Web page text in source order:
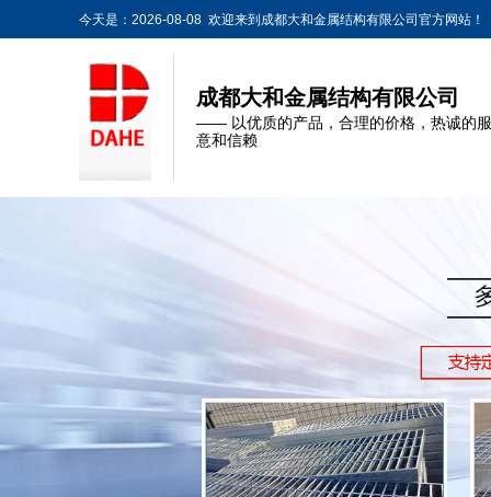
今天是：2026-08-08 欢迎来到成都大和金属结构有限公司官方网站！
成都大和金属结构有限公司
—— 以优质的产品，合理的价格，热诚的
意和信赖